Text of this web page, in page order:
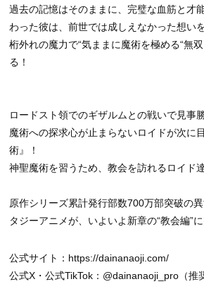
過去の記憶はそのままに、完璧な血筋と才
わった彼は、前世では成しえなかった想いを
桁外れの魔力で“気ままに魔術を極める“無
る！
ロードスト領でのギザルムとの戦いで見事
魔術への探求心が止まらないロイドが次に
術』！
神聖魔術を習うため、教会を訪れるロイ
原作シリーズ累計発行部数700万部突破の
タジーアニメが、いよいよ新章の“教会編”に
公式サイト：https://dainanaoji.com/
公式X・公式TikTok：@dainanaoji_pro（推